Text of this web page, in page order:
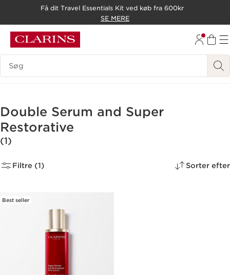
GÅ TIL BUND
Få dit Travel Essentials Kit ved køb fra 600kr
SE MERE
Søgevindue
Double Serum and Super
Restorative
(1)
Filtre (1) Sorter efter
Best seller